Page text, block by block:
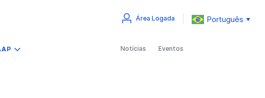
Área Logada Português ▼
Notícias Eventos